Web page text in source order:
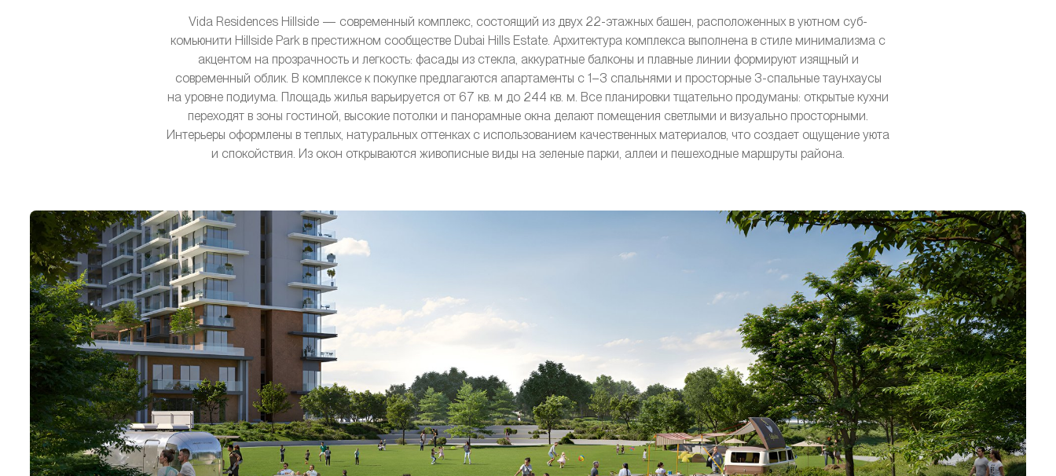
Vida Residences Hillside — современный комплекс, состоящий из двух 22-этажных башен, расположенных в уютном суб-
комьюнити Hillside Park в престижном сообществе Dubai Hills Estate. Архитектура комплекса выполнена в стиле минимализма с
акцентом на прозрачность и легкость: фасады из стекла, аккуратные балконы и плавные линии формируют изящный и
современный облик. В комплексе к покупке предлагаются апартаменты с 1–3 спальнями и просторные 3-спальные таунхаусы
на уровне подиума. Площадь жилья варьируется от 67 кв. м до 244 кв. м. Все планировки тщательно продуманы: открытые кухни
переходят в зоны гостиной, высокие потолки и панорамные окна делают помещения светлыми и визуально просторными.
Интерьеры оформлены в теплых, натуральных оттенках с использованием качественных материалов, что создает ощущение уюта
и спокойствия. Из окон открываются живописные виды на зеленые парки, аллеи и пешеходные маршруты района.